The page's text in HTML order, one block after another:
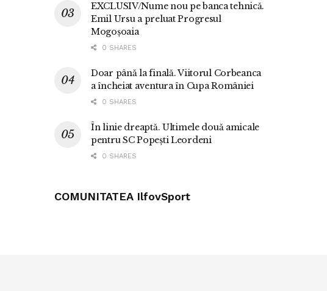
EXCLUSIV/Nume nou pe banca tehnică.
Emil Ursu a preluat Progresul
Mogoșoaia
0 SHARES
Doar până la finală. Viitorul Corbeanca
a încheiat aventura în Cupa României
0 SHARES
În linie dreaptă. Ultimele două amicale
pentru SC Popești Leordeni
0 SHARES
COMUNITATEA IlfovSport